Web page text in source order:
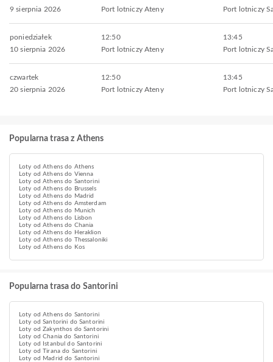
9 sierpnia 2026
Port lotniczy Ateny
Port lotniczy
poniedziałek
10 sierpnia 2026
12:50
Port lotniczy Ateny
13:45
Port lotniczy
czwartek
20 sierpnia 2026
12:50
Port lotniczy Ateny
13:45
Port lotniczy
Popularna trasa z Athens
Loty od Athens do Athens
Loty od Athens do Vienna
Loty od Athens do Santorini
Loty od Athens do Brussels
Loty od Athens do Madrid
Loty od Athens do Amsterdam
Loty od Athens do Munich
Loty od Athens do Lisbon
Loty od Athens do Chania
Loty od Athens do Heraklion
Loty od Athens do Thessaloniki
Loty od Athens do Kos
Popularna trasa do Santorini
Loty od Athens do Santorini
Loty od Santorini do Santorini
Loty od Zakynthos do Santorini
Loty od Chania do Santorini
Loty od Istanbul do Santorini
Loty od Tirana do Santorini
Loty od Madrid do Santorini